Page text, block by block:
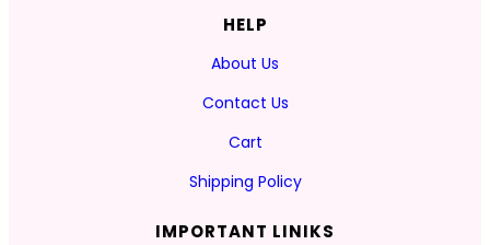
HELP
About Us
Contact Us
Cart
Shipping Policy
IMPORTANT LINIKS